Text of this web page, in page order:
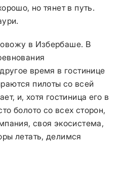
но тянет в путь.
в Избербаше. В
время в гостинице
пилоты со всей
и, хотя гостиница его в
болото со всех сторон,
своя экосистема,
летать, делимся